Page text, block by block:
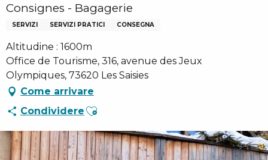
Consignes - Bagagerie
SERVIZI SERVIZI PRATICI CONSEGNA
Altitudine : 1600m
Office de Tourisme, 316, avenue des Jeux
Olympiques, 73620 Les Saisies
Come arrivare
Condividere Ajouter aux favoris